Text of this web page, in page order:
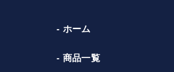
ホーム
商品一覧